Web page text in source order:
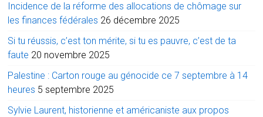
Incidence de la réforme des allocations de chômage sur
les finances fédérales 26 décembre 2025
Si tu réussis, c’est ton mérite, si tu es pauvre, c’est de ta
faute 20 novembre 2025
Palestine : Carton rouge au génocide ce 7 septembre à 14
heures 5 septembre 2025
Sylvie Laurent, historienne et américaniste aux propos